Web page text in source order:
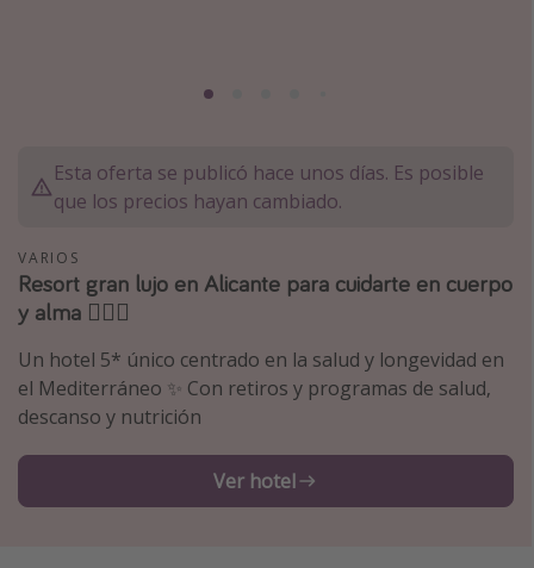
Maldivas
Albania
Inspiración para viajes
Glamping
Viajes en tren
Viajar sola como mujer
Ofertas para Vacaciones Activas
Esta oferta se publicó hace unos días. Es posible
que los precios hayan cambiado.
VARIOS
Resort gran lujo en Alicante para cuidarte en cuerpo
y alma 💆🏻‍♀️
Un hotel 5* único centrado en la salud y longevidad en
el Mediterráneo ✨ Con retiros y programas de salud,
descanso y nutrición
Ver hotel